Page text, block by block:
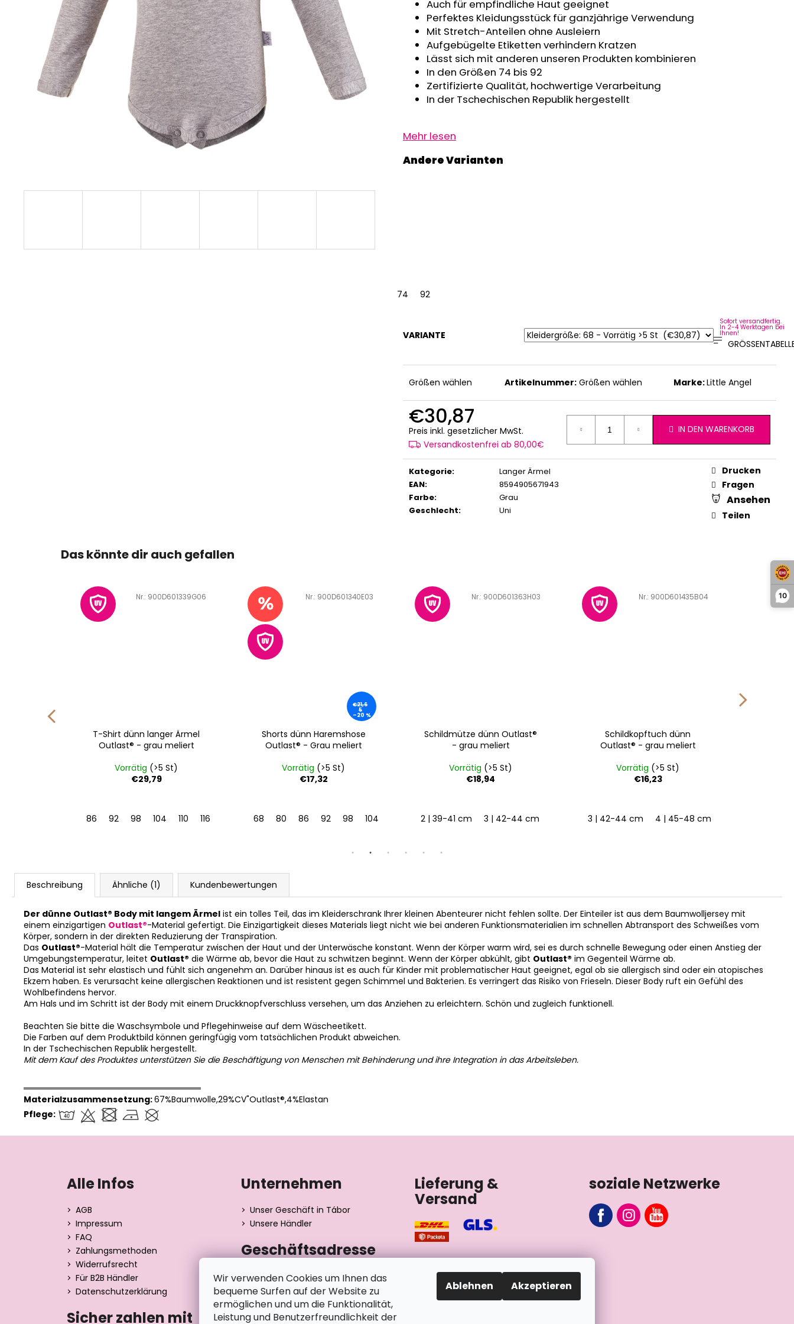
10
Wir verwenden Cookies um Ihnen das
bequeme Surfen auf der Website zu
ermöglichen und um die Funktionalität,
Leistung und Benutzerfreundlichkeit der
Ablehnen Akzeptieren
Auch für empfindliche Haut geeignet
Perfektes Kleidungsstück für ganzjährige Verwendung
Mit Stretch-Anteilen ohne Ausleiern
Aufgebügelte Etiketten verhindern Kratzen
Lässt sich mit anderen unseren Produkten kombinieren
In den Größen 74 bis 92
Zertifizierte Qualität, hochwertige Verarbeitung
In der Tschechischen Republik hergestellt
Mehr lesen
74 92
VARIANTE
Sofort versandfertig.
In 2-4 Werktagen bei
Ihnen!
GRÖSSENTABELLE
Größen wählen Artikelnummer: Größen wählen Marke:Little Angel
€30,87
Preis inkl. gesetzlicher MwSt.
Versandkostenfrei ab 80,00€
IN DEN WARENKORB
Kategorie:
Langer Ärmel
EAN:
8594905671943
Farbe:
Grau
Geschlecht: Uni
Drucken
Fragen
Ansehen
Teilen
Das könnte dir auch gefallen
T-Shirt dünn langer Ärmel
Outlast® - grau meliert
Vorrätig (>5 St)
€29,79
86 92 98 104 110 116 128
Art.-Nr.: 900D601339G06
€21,6
5
–20 %
Shorts dünn Haremshose
Outlast® - Grau meliert
Vorrätig (>5 St)
€17,32
68 80 86 92 98 104
Art.-Nr.: 900D601340E03
Schildmütze dünn Outlast®
- grau meliert
Vorrätig (>5 St)
€18,94
2 | 39-41 cm 3 | 42-44 cm 4 | 45-48 cm 6 | 54-57 cm
Art.-Nr.: 900D601363H03
Schildkopftuch dünn
Outlast® - grau meliert
Vorrätig (>5 St)
€16,23
3 | 42-44 cm 4 | 45-48 cm
Art.-Nr.: 900D601435B04
Beschreibung Ähnliche (1) Kundenbewertungen
Der dünne Outlast® Body mit langem Ärmel ist ein tolles Teil, das im Kleiderschrank Ihrer kleinen Abenteurer nicht fehlen sollte. Der Einteiler ist aus dem Baumwolljersey mit
einem einzigartigen Outlast®-Material gefertigt. Die Einzigartigkeit dieses Materials liegt nicht wie bei anderen Funktionsmaterialien im schnellen Abtransport des Schweißes vom
Körper, sondern in der direkten Reduzierung der Transpiration.
Das Outlast®-Material hält die Temperatur zwischen der Haut und der Unterwäsche konstant. Wenn der Körper warm wird, sei es durch schnelle Bewegung oder einen Anstieg der
Umgebungstemperatur, leitet Outlast® die Wärme ab, bevor die Haut zu schwitzen beginnt. Wenn der Körper abkühlt, gibt Outlast® im Gegenteil Wärme ab.
Das Material ist sehr elastisch und fühlt sich angenehm an. Darüber hinaus ist es auch für Kinder mit problematischer Haut geeignet, egal ob sie allergisch sind oder ein atopisches
Ekzem haben. Es verursacht keine allergischen Reaktionen und ist resistent gegen Schimmel und Bakterien. Es verringert das Risiko von Frieseln. Dieser Body ruft ein Gefühl des
Wohlbefindens hervor.
Am Hals und im Schritt ist der Body mit einem Druckknopfverschluss versehen, um das Anziehen zu erleichtern. Schön und zugleich funktionell.
Beachten Sie bitte die Waschsymbole und Pflegehinweise auf dem Wäscheetikett.
Die Farben auf dem Produktbild können geringfügig vom tatsächlichen Produkt abweichen.
In der Tschechischen Republik hergestellt.
Mit dem Kauf des Produktes unterstützen Sie die Beschäftigung von Menschen mit Behinderung und ihre Integration in das Arbeitsleben.
══════════════════════════════
Materialzusammensetzung:67%Baumwolle,29%CV"Outlast®,4%Elastan
Pflege:
€27,08
€32,50
€24,90
Alle Infos
AGB
Impressum
FAQ
Zahlungsmethoden
Widerrufsrecht
Für B2B Händler
Datenschutzerklärung
Sicher zahlen mit
Unternehmen
Unser Geschäft in Tábor
Unsere Händler
Geschäftsadresse
Dita výrobní družstvo invalidů
Stránského 2510/1
390 02 Tábor
Tschechische Republik
Lieferung &
Versand
soziale Netzwerke